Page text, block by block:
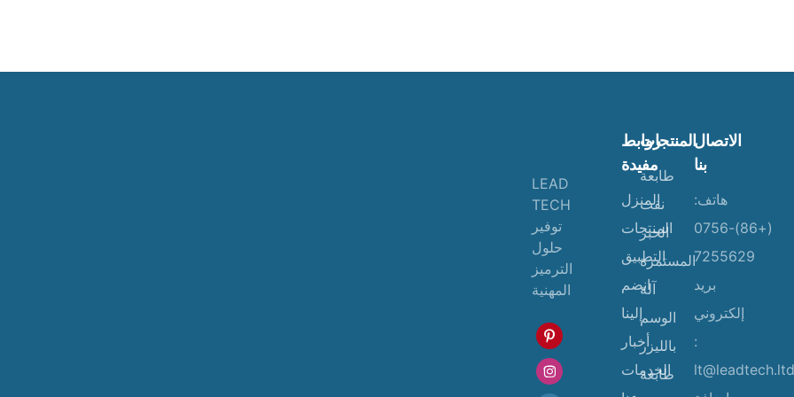
LEAD
TECH
توفير
حلول
الترميز
المهنية
روابط
مفيدة
المنزل
المنتجات
التطبيق
انضم
إلينا
أخبار
الخدمات
المنتجات
طابعة
نفث
الحبر
المستمرة
آلة
الوسم
بالليزر
طابعة
الاتصال
بنا
هاتف:
(+86)-0756
7255629
بريد
إلكتروني
:
lt@leadtech.ltd